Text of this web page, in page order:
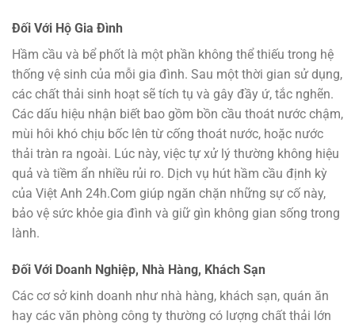
Đối Với Hộ Gia Đình
Hầm cầu và bể phốt là một phần không thể thiếu trong hệ
thống vệ sinh của mỗi gia đình. Sau một thời gian sử dụng,
các chất thải sinh hoạt sẽ tích tụ và gây đầy ứ, tắc nghẽn.
Các dấu hiệu nhận biết bao gồm bồn cầu thoát nước chậm,
mùi hôi khó chịu bốc lên từ cống thoát nước, hoặc nước
thải tràn ra ngoài. Lúc này, việc tự xử lý thường không hiệu
quả và tiềm ẩn nhiều rủi ro. Dịch vụ hút hầm cầu định kỳ
của Việt Anh 24h.Com giúp ngăn chặn những sự cố này,
bảo vệ sức khỏe gia đình và giữ gìn không gian sống trong
lành.
Đối Với Doanh Nghiệp, Nhà Hàng, Khách Sạn
Các cơ sở kinh doanh như nhà hàng, khách sạn, quán ăn
hay các văn phòng công ty thường có lượng chất thải lớn